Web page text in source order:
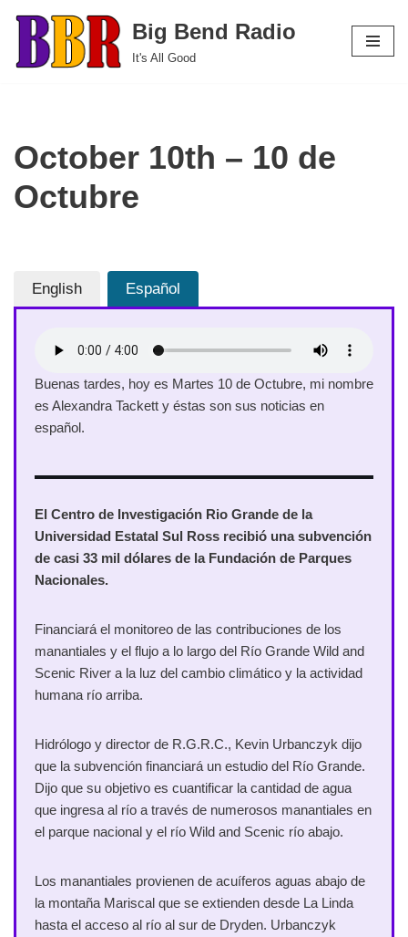
Skip
to
Big Bend Radio
It's All Good
October 10th – 10 de
Octubre
English Español
Buenas tardes, hoy es Martes 10 de Octubre, mi nombre
es Alexandra Tackett y éstas son sus noticias en
español.
El Centro de Investigación Rio Grande de la
Universidad Estatal Sul Ross recibió una subvención
de casi 33 mil dólares de la Fundación de Parques
Nacionales.
Financiará el monitoreo de las contribuciones de los
manantiales y el flujo a lo largo del Río Grande Wild and
Scenic River a la luz del cambio climático y la actividad
humana río arriba.
Hidrólogo y director de R.G.R.C., Kevin Urbanczyk dijo
que la subvención financiará un estudio del Río Grande.
Dijo que su objetivo es cuantificar la cantidad de agua
que ingresa al río a través de numerosos manantiales en
el parque nacional y el río Wild and Scenic río abajo.
Los manantiales provienen de acuíferos aguas abajo de
la montaña Mariscal que se extienden desde La Linda
hasta el acceso al río al sur de Dryden. Urbanczyk